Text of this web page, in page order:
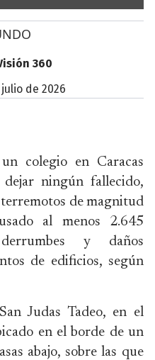
360
de 2026
colegio en Caracas
ningún fallecido,
terremotos de magnitud
al menos 2.645
y daños
de edificios, según
Judas Tadeo, en el
en el borde de un
abajo, sobre las que